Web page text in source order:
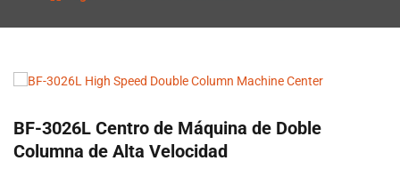
BF-3026L Centro de Máquina de Doble
Columna de Alta Velocidad